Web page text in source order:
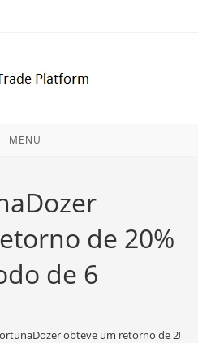
MENU
de 20%
de 6
obteve um retorno de 20%